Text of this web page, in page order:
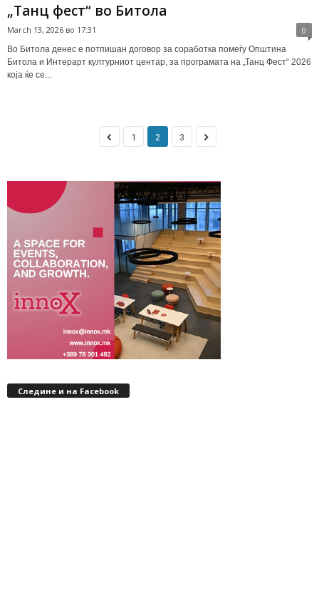
„Танц фест“ во Битола
March 13, 2026 во 17:31 0
Во Битола денес е потпишан договор за соработка помеѓу Општина
Битола и Интерарт културниот центар, за програмата на „Танц Фест“ 2026
која ќе се...
1 2 3
Следине и на Facebook